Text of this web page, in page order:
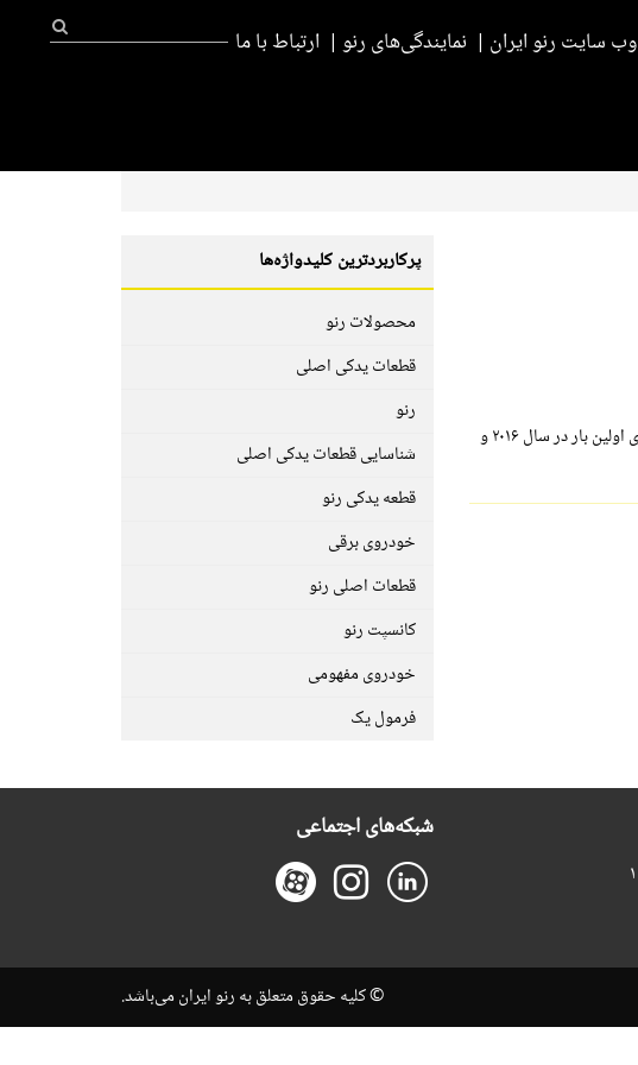
وب سایت رنو ایران نمایندگی‌های رنو ارتباط با ما
رنو از خودروی مفهومی ترزور (Trezor) رونمایی کرد. خودروی مفهومی رنو ترزور برای اولین بار در سال ۲۰۱۶ و
پرکاربردترین کلیدواژه‌ها
محصولات رنو
قطعات یدکی اصلی
رنو
شناسایی قطعات یدکی اصلی
قطعه یدکی رنو
خودروی برقی
قطعات اصلی رنو
کانسپت رنو
خودروی مفهومی
فرمول یک
شبکه‌های اجتماعی
© کلیه حقوق متعلق به رنو ایران می‌باشد.